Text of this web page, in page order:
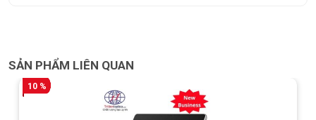
SẢN PHẨM LIÊN QUAN
10 %